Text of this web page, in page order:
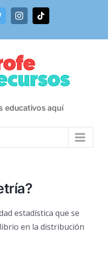
InstagramTiktok
educativos aquí
estadística que se
en la distribución